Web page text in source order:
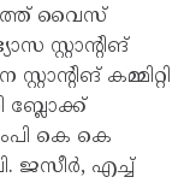
വൈസ്
സ്റ്റാന്റിങ്
കമ്മിറ്റി
ബ്ലോക്ക്
കെ കെ
ജസീർ, എച്ച്